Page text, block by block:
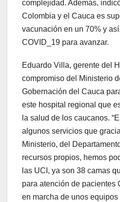
complejidad. Además,
Colombia y el Cauca es
vacunación en un 70% y
COVID_19 para avanzar.
Eduardo Villa, gerente del
compromiso del Ministerio
Gobernación del Cauca
este hospital regional que
la salud de los caucanos.
algunos servicios que
Ministerio, del
recursos propios, hemos
las UCI, ya son 38 camas
para atención de pacientes
en marcha de unos